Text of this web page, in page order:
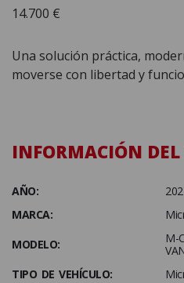
14.700 €
Una solución práctica,
moverse con libertad y
INFORMACIÓN
AÑO:
MARCA:
MODELO:
M-
TIPO DE VEHÍCULO: